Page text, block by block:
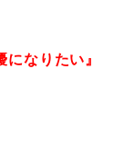
になりたい』